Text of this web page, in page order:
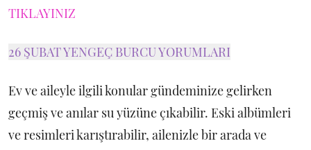
TIKLAYINIZ
26 ŞUBAT YENGEÇ BURCU YORUMLARI
Ev ve aileyle ilgili konular gündeminize gelirken
geçmiş ve anılar su yüzüne çıkabilir. Eski albümleri
ve resimleri karıştırabilir, ailenizle bir arada ve